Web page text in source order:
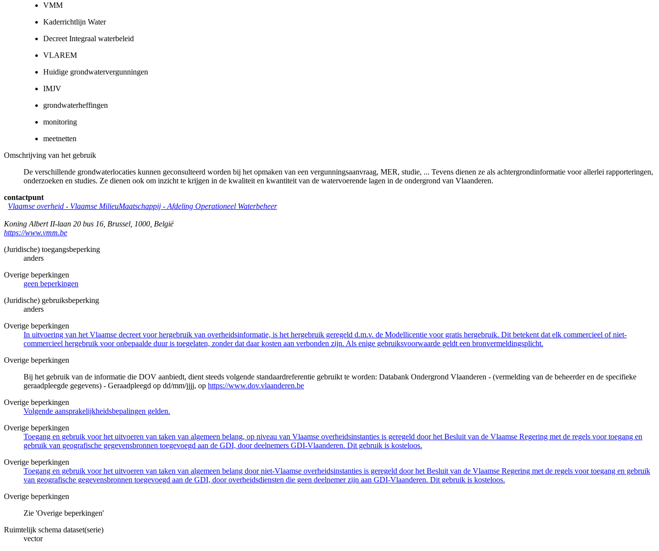
VMM
Kaderrichtlijn Water
Decreet Integraal waterbeleid
VLAREM
Huidige grondwatervergunningen
IMJV
grondwaterheffingen
monitoring
meetnetten
Omschrijving van het gebruik
De verschillende grondwaterlocaties kunnen geconsulteerd worden bij het opmaken van een vergunningsaanvraag, MER, studie, ... Tevens dienen ze als achtergrondinformatie voor allerlei rapporteringen,
onderzoeken en studies. Ze dienen ook om inzicht te krijgen in de kwaliteit en kwantiteit van de watervoerende lagen in de ondergrond van Vlaanderen.
contactpunt
Vlaamse overheid - Vlaamse MilieuMaatschappij - Afdeling Operationeel Waterbeheer
Koning Albert II-laan 20 bus 16 Brussel 1000 België
https://www.vmm.be
(Juridische) toegangsbeperking
anders
Overige beperkingen
geen beperkingen
(Juridische) gebruiksbeperking
anders
Overige beperkingen
In uitvoering van het Vlaamse decreet voor hergebruik van overheidsinformatie, is het hergebruik geregeld d.m.v. de Modellicentie voor gratis hergebruik. Dit betekent dat elk commercieel of niet-
commercieel hergebruik voor onbepaalde duur is toegelaten, zonder dat daar kosten aan verbonden zijn. Als enige gebruiksvoorwaarde geldt een bronvermeldingsplicht.
Overige beperkingen
Bij het gebruik van de informatie die DOV aanbiedt, dient steeds volgende standaardreferentie gebruikt te worden: Databank Ondergrond Vlaanderen - (vermelding van de beheerder en de specifieke
geraadpleegde gegevens) - Geraadpleegd op dd/mm/jjjj, op https://www.dov.vlaanderen.be
Overige beperkingen
Volgende aansprakelijkheidsbepalingen gelden.
Overige beperkingen
Toegang en gebruik voor het uitvoeren van taken van algemeen belang, op niveau van Vlaamse overheidsinstanties is geregeld door het Besluit van de Vlaamse Regering met de regels voor toegang en
gebruik van geografische gegevensbronnen toegevoegd aan de GDI, door deelnemers GDI-Vlaanderen. Dit gebruik is kosteloos.
Overige beperkingen
Toegang en gebruik voor het uitvoeren van taken van algemeen belang door niet-Vlaamse overheidsinstanties is geregeld door het Besluit van de Vlaamse Regering met de regels voor toegang en gebruik
van geografische gegevensbronnen toegevoegd aan de GDI, door overheidsdiensten die geen deelnemer zijn aan GDI-Vlaanderen. Dit gebruik is kosteloos.
Overige beperkingen
Zie 'Overige beperkingen'
Ruimtelijk schema dataset(serie)
vector